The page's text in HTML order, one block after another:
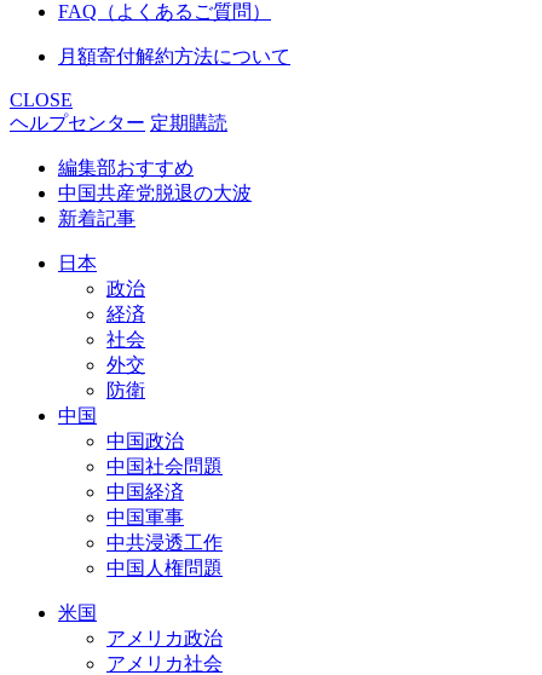
FAQ（よくあるご質問）
月額寄付解約方法について
CLOSE
ヘルプセンター 定期購読
編集部おすすめ
中国共産党脱退の大波
新着記事
日本
政治
経済
社会
外交
防衛
中国
中国政治
中国社会問題
中国経済
中国軍事
中共浸透工作
中国人権問題
米国
アメリカ政治
アメリカ社会